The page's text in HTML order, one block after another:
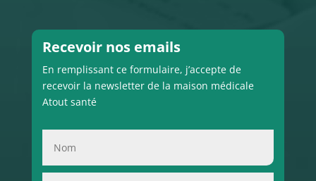
Recevoir nos emails
En remplissant ce formulaire, j’accepte de
recevoir la newsletter de la maison médicale
Atout santé